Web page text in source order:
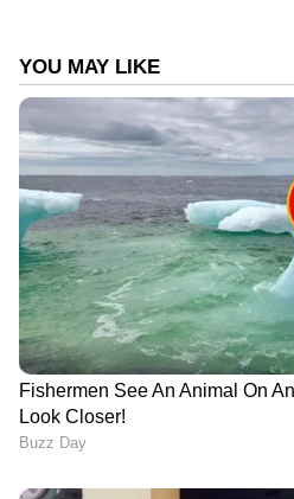
മാത്രമെടുത്ത അയ്യര്‍
ഇന്‍ഗ്ലിസിന് ക്യാച്ച്
സഖ്യം 35 ഓവര്‍
നിന്നാലെ ഇന്ത്യക്ക്
കഴിയൂ.
DOWNLOAD APP
ഏഷ്യാനെറ്റ് ന്യൂസ്
News